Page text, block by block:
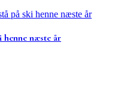
henne næste år